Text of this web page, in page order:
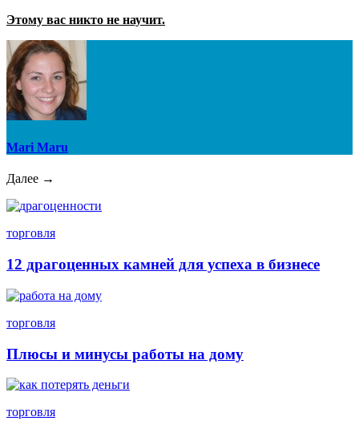
Этому вас никто не научит.
Mari Maru
Далее →
торговля
12 драгоценных камней для успеха в бизнесе
торговля
Плюсы и минусы работы на дому
торговля